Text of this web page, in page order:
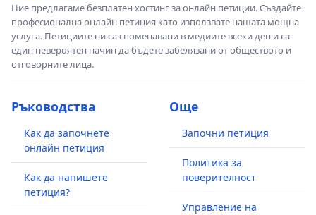
Ние предлагаме безплатен хостинг за онлайн петиции. Създайте
професионална онлайн петиция като използвате нашата мощна
услуга. Петициите ни са споменавани в медиите всеки ден и са
един невероятен начин да бъдете забелязани от обществото и
отговорните лица.
Ръководства
Как да започнете
онлайн петиция
Как да напишете
петиция?
Още
Започни петиция
Политика за
поверителност
Управление на